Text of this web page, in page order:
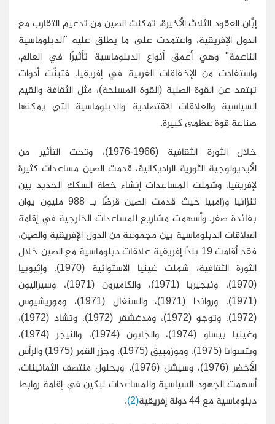
إبَّان العقود الثلاث الأخيرة، تمكنت الصين من تدعيم التقارب مع
الدول الإفريقية، واعتمدت على ما يطلق عليه "الدبلوماسية
الناعمة" وهي أعمق أنواع الدبلوماسية تأثيرًا في العالم،
واستفادت من الإخفاقات الغربية في إفريقيا، فتبنَّت أدوات
تبتعد عن القوة الصلبة (القوة المسلحة)، مثل الثقافة والقيم
السياسية والعلاقات الاقتصادية والدبلوماسية التي يمكنها
صناعة قوة عظمى كبيرة.
خلال الثورة الثقافية (1966-1976)، وتحت التأثير من
الأيديولوجية الثورية الراديكالية، قدمت الصين مساعدات كثيرة
لإفريقيا، وشملت المساعدات إنشاء خطة السكك الحديد بين
تنزانيا وزامبيا حيث قدمت الصين قرضًا بـ 988 مليون يوان
بفائدة صفر. وأسهمت مشاريع المساعدات الخارجية في إقامة
العلاقات الدبلوماسية بين مجموعة من الدول الإفريقية والصين،
فقد أقامت 19 بلدًا إفريقية علاقات دبلوماسية مع الصين خلال
الثورة الثقافية، شملت غينيا الاستوائية (1970)، وإثيوبيا
(1970)، ونيجيريا (1971)، والكاميرون (1971)، وسيراليون
(1971)، ورواندا (1971)، والسنغال (1971)، وموريشيوس
(1972)، وتوجو (1972)، ومدغشقر (1972)، وتشاد (1972)،
وغينيا بيساو (1974)، والجابون (1974)، والنيجر (1974)،
وبتسوانا (1975)، وموزمبيق (1975)، وجزر القمر (1975) والرأس
الأخضر (1976)، وسيشل (1976). وبحلول منتصف الثمانينات،
أسهمت الجهود السياسية والمساعدات لبكين في إقامة روابط
دبلوماسية مع 44 دولة إفريقية
(2)
.